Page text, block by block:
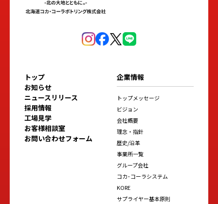
トップ
お知らせ
ニュースリリース
採用情報
工場見学
お客様相談室
お問い合わせフォーム
企業情報
トップメッセージ
ビジョン
会社概要
理念・指針
歴史/沿革
事業所一覧
グループ会社
コカ･コーラシステム
KORE
サプライヤー基本原則